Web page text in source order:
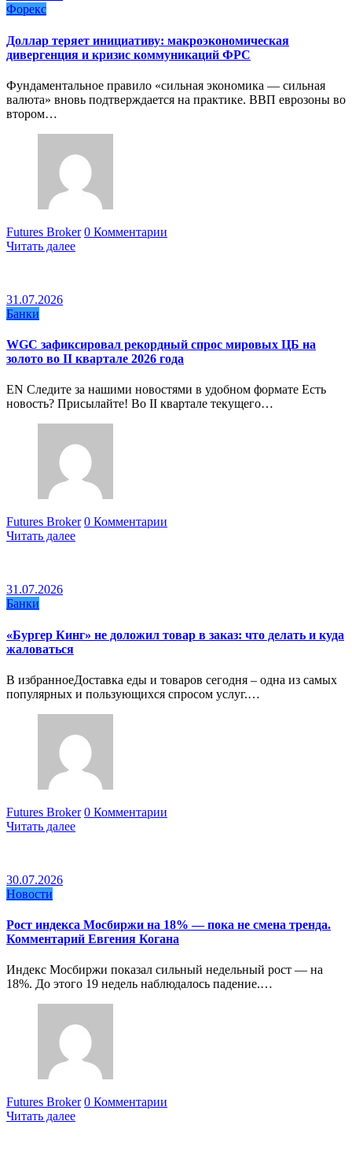
Форекс
Доллар теряет инициативу: макроэкономическая
дивергенция и кризис коммуникаций ФРС
Фундаментальное правило «сильная экономика — сильная
валюта» вновь подтверждается на практике. ВВП еврозоны во
втором…
Futures Broker 0 Комментарии
Читать далее
31.07.2026
Банки
WGC зафиксировал рекордный спрос мировых ЦБ на
золото во II квартале 2026 года
EN Следите за нашими новостями в удобном формате Есть
новость? Присылайте! Во II квартале текущего…
Futures Broker 0 Комментарии
Читать далее
31.07.2026
Банки
«Бургер Кинг» не доложил товар в заказ: что делать и куда
жаловаться
В избранноеДоставка еды и товаров сегодня – одна из самых
популярных и пользующихся спросом услуг.…
Futures Broker 0 Комментарии
Читать далее
30.07.2026
Новости
Рост индекса Мосбиржи на 18% — пока не смена тренда.
Комментарий Евгения Когана
Индекс Мосбиржи показал сильный недельный рост — на
18%. До этого 19 недель наблюдалось падение.…
Futures Broker 0 Комментарии
Читать далее